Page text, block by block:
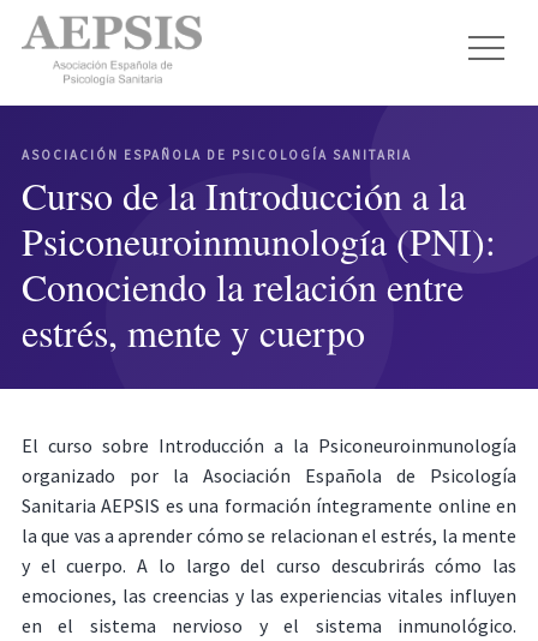
ASOCIACIÓN ESPAÑOLA DE PSICOLOGÍA SANITARIA
Curso de la Introducción a la
Psiconeuroinmunología (PNI):
Conociendo la relación entre
estrés, mente y cuerpo
El curso sobre Introducción a la Psiconeuroinmunología
organizado por la Asociación Española de Psicología
Sanitaria AEPSIS es una formación íntegramente online en
la que vas a aprender cómo se relacionan el estrés, la mente
y el cuerpo. A lo largo del curso descubrirás cómo las
emociones, las creencias y las experiencias vitales influyen
en el sistema nervioso y el sistema inmunológico.